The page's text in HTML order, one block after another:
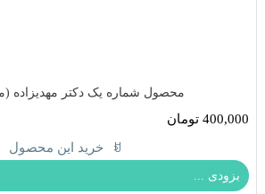
محصول شماره یک دکتر مهدیزاده
400,000 تومان
خرید این محصول
بزودی ...